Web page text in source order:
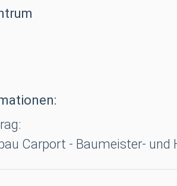
Carport - Baumeister- und